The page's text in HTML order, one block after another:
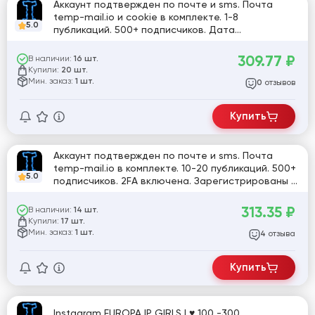
5.0
Аккаунт подтвержден по почте и sms. Почта
temp-mail.io и cookie в комплекте. 1-8
публикаций. 500+ подписчиков. Дата
Зарегистрированы с MIX ip.
В наличии: 16 шт.
Купили: 20 шт.
Мин. заказ: 1 шт.
309.77 ₽
0 отзывов
Купить
5.0
Аккаунт подтвержден по почте и sms. Почта
temp-mail.io в комплекте. 10-20 публикаций. 500+
подписчиков. 2FA включена. Зарегистрированы с
В наличии: 14 шт.
Купили: 17 шт.
Мин. заказ: 1 шт.
313.35 ₽
4 отзыва
Купить